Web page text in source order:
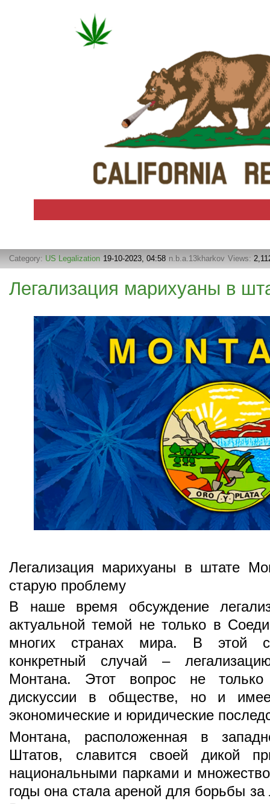
Category: US Legalization 19-10-2023, 04:58 n.b.a.13kharkov Views:
Легализация марихуаны в
Легализация марихуаны в штате
старую проблему
В наше время обсуждение
актуальной темой не только в
многих странах мира. В этой
конкретный случай –
Монтана. Этот вопрос не
дискуссии в обществе, но и
экономические и юридические
Монтана, расположенная в
Штатов, славится своей дикой
национальными парками и
годы она стала ареной для борьбы